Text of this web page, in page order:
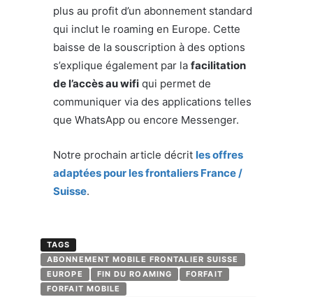
plus au profit d’un abonnement standard
qui inclut le roaming en Europe. Cette
baisse de la souscription à des options
s’explique également par la facilitation
de l’accès au wifi qui permet de
communiquer via des applications telles
que WhatsApp ou encore Messenger.
Notre prochain article décrit les offres
adaptées pour les frontaliers France /
Suisse.
TAGS
ABONNEMENT MOBILE FRONTALIER SUISSE
EUROPE
FIN DU ROAMING
FORFAIT
FORFAIT MOBILE